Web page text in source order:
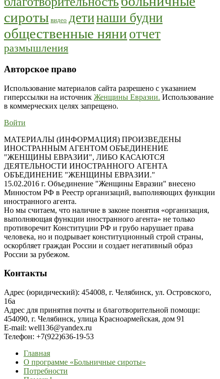
сироты видео детинаши будни
общественные няни отчет
размышления
Авторское право
Использование материалов сайта разрешено с указанием
гиперссылки на источник Женщины Евразии. Использование
в коммерческих целях запрещено.
Войти
МАТЕРИАЛЫ (ИНФОРМАЦИЯ) ПРОИЗВЕДЕНЫ
ИНОСТРАННЫМ АГЕНТОМ ОБЪЕДИНЕНИЕ
"ЖЕНЩИНЫ ЕВРАЗИИ", ЛИБО КАСАЮТСЯ
ДЕЯТЕЛЬНОСТИ ИНОСТРАННОГО АГЕНТА
ОБЪЕДИНЕНИЕ "ЖЕНЩИНЫ ЕВРАЗИИ."
15.02.2016 г. Объединение "Женщины Евразии" внесено
Минюстом РФ в Реестр организаций, выполняющих функции
иностранного агента.
Но мы считаем, что наличие в законе понятия «организация,
выполняющая функции иностранного агента» не только
противоречит Конституции РФ и грубо нарушает права
человека, но и подрывает конституционный строй страны,
оскорбляет граждан России и создает негативный образ
России за рубежом.
Контакты
Адрес (юридический): 454008, г. Челябинск, ул. Островского,
16а
Адрес для принятия почты и благотворительной помощи:
454090, г. Челябинск, улица Красноармейская, дом 91
E-mail: well136@yandex.ru
Телефон: +7(922)636-19-53
Главная
О программе «Больничные сироты»
Потребности